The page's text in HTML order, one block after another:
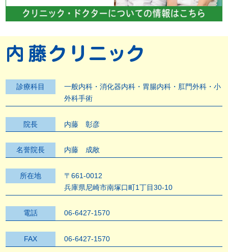
診療科目
一般内科・消化器内科・胃腸内科・肛門外科・小
外科手術
院長 内藤 彰彦
名誉院長 内藤 成敞
所在地
〒661-0012
兵庫県尼崎市南塚口町1丁目30-10
電話 06-6427-1570
FAX 06-6427-1570